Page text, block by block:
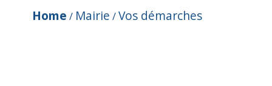
Home / Mairie /Vos démarches